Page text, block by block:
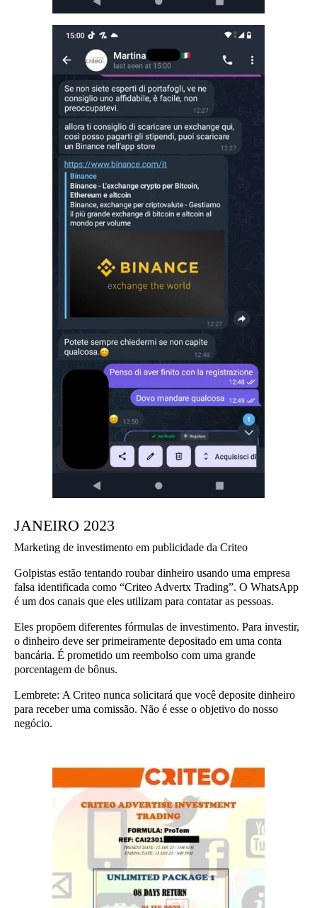
JANEIRO 2023
Marketing de investimento em publicidade da Criteo
Golpistas estão tentando roubar dinheiro usando uma empresa
falsa identificada como “Criteo Advertx Trading”. O WhatsApp
é um dos canais que eles utilizam para contatar as pessoas.
Eles propõem diferentes fórmulas de investimento. Para investir,
o dinheiro deve ser primeiramente depositado em uma conta
bancária. É prometido um reembolso com uma grande
porcentagem de bônus.
Lembrete: A Criteo nunca solicitará que você deposite dinheiro
para receber uma comissão. Não é esse o objetivo do nosso
negócio.